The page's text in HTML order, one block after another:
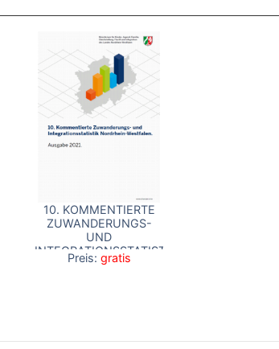
10. KOMMENTIERTE
ZUWANDERUNGS-
UND
INTEGRATIONSSTATISTIK
NORDRHEIN-
Preis: gratis